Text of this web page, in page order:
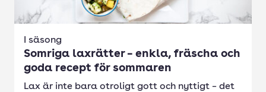
I säsong
Somriga laxrätter – enkla, fräscha och
goda recept för sommaren
Lax är inte bara otroligt gott och nyttigt – det